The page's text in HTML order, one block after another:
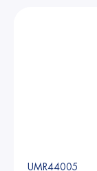
UMR44005